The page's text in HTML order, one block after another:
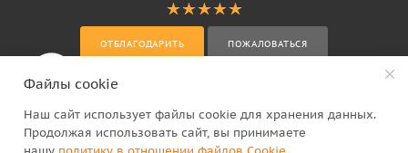
ОТБЛАГОДАРИТЬ ПОЖАЛОВАТЬСЯ
Файлы cookie
Наш сайт использует файлы cookie для хранения данных.
Продолжая использовать сайт, вы принимаете